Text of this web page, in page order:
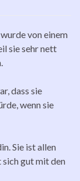
von einem
sie sehr nett
dass sie
wenn sie
Sie ist allen
gut mit den